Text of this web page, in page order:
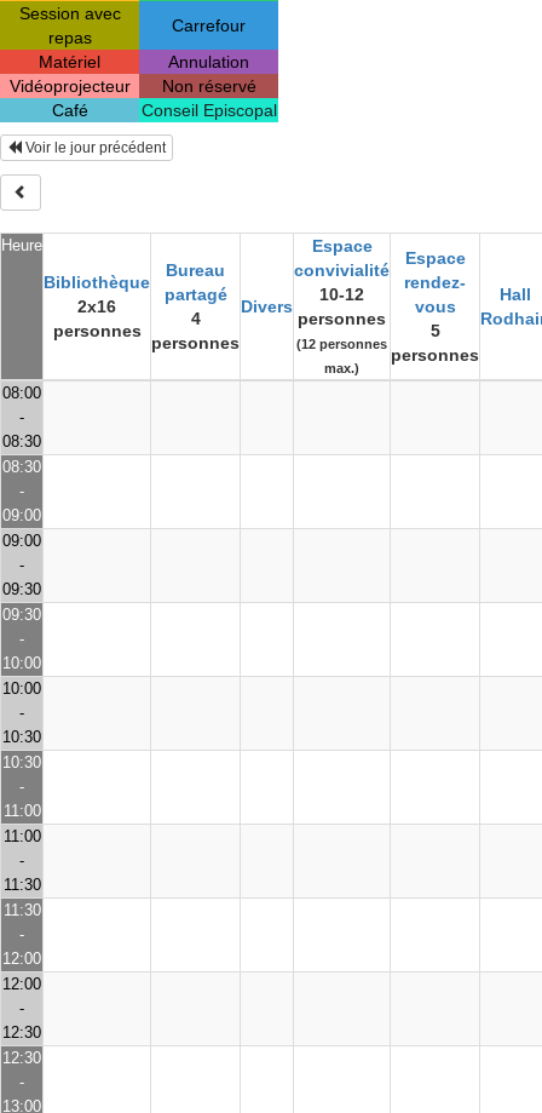
Session avec
repas
Carrefour
Matériel
Annulation
Vidéoprojecteur
Non réservé
Café
Conseil Episcopal
Heure
Bibliothèque
2x16
personnes
Bureau
partagé
4
personnes
Divers
Espace
convivialité
10-12
personnes
(12 personnes
max.)
Espace
rendez-
vous
5
personnes
Hall
Voir le jour précédent
08:00
-
08:30
08:30
-
09:00
09:00
-
09:30
09:30
-
10:00
10:00
-
10:30
10:30
-
11:00
11:00
-
11:30
11:30
-
12:00
12:00
-
12:30
12:30
-
13:00